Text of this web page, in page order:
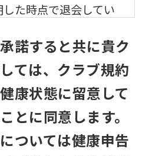
た時点で退会してい
用及び事故
の責任と危険負担に
バーと協調して、本
用するものとしま
諾すると共に貴ク
ては、クラブ規約
康状態に留意して
とに同意します。
ついては健康申告